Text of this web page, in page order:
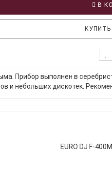
В
КУПИТЬ
Прибор выполнен в
и небольших дискотек.
EURO DJ F-